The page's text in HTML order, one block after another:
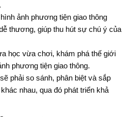
ảnh phương tiện giao thông
thương, giúp thu hút sự chú ý của
học vừa chơi, khám phá thế giới
phương tiện giao thông.
phải so sánh, phân biệt và sắp
nhau, qua đó phát triển khả